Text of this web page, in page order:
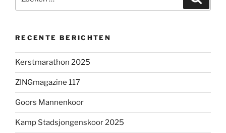
naar:
RECENTE BERICHTEN
Kerstmarathon 2025
ZINGmagazine 117
Goors Mannenkoor
Kamp Stadsjongenskoor 2025